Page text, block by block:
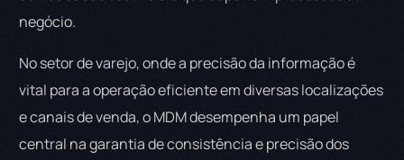
negócio.
No setor de varejo, onde a precisão da informação é
vital para a operação eficiente em diversas localizações
e canais de venda, o MDM desempenha um papel
central na garantia de consistência e precisão dos